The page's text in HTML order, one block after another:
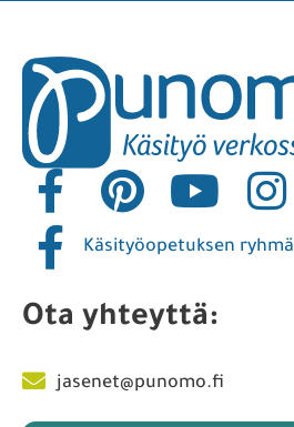
Käsityöopetuksen ryhmä
Ota yhteyttä:
jasenet@punomo.fi